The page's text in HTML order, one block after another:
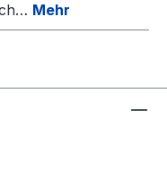
Mehr